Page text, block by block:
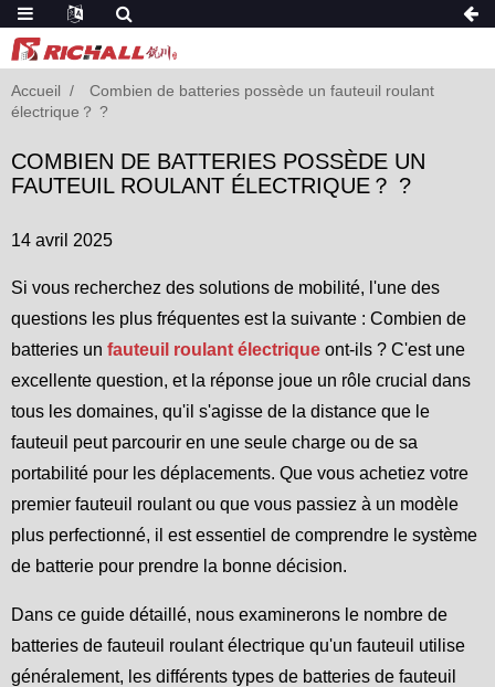
Accueil
Combien de batteries possède un fauteuil roulant
électrique？ ?
COMBIEN DE BATTERIES POSSÈDE UN
FAUTEUIL ROULANT ÉLECTRIQUE？ ?
14 avril 2025
Si vous recherchez des solutions de mobilité, l'une des
questions les plus fréquentes est la suivante : Combien de
batteries un fauteuil roulant électrique ont-ils ? C'est une
excellente question, et la réponse joue un rôle crucial dans
tous les domaines, qu'il s'agisse de la distance que le
fauteuil peut parcourir en une seule charge ou de sa
portabilité pour les déplacements. Que vous achetiez votre
premier fauteuil roulant ou que vous passiez à un modèle
plus perfectionné, il est essentiel de comprendre le système
de batterie pour prendre la bonne décision.
Dans ce guide détaillé, nous examinerons le nombre de
batteries de fauteuil roulant électrique qu'un fauteuil utilise
généralement, les différents types de batteries de fauteuil